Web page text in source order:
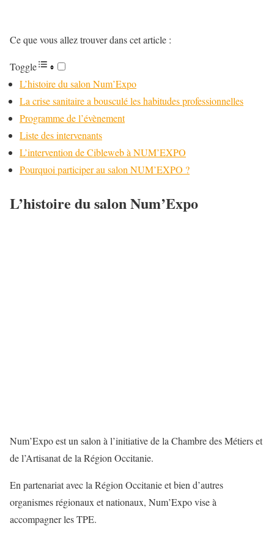
Ce que vous allez trouver dans cet article :
Toggle
L’histoire du salon Num’Expo
La crise sanitaire a bousculé les habitudes professionnelles
Programme de l’évènement
Liste des intervenants
L’intervention de Cibleweb à NUM’EXPO
Pourquoi participer au salon NUM’EXPO ?
L’histoire du salon Num’Expo
Num’Expo est un salon à l’initiative de la Chambre des Métiers et
de l’Artisanat de la Région Occitanie.
En partenariat avec la Région Occitanie et bien d’autres
organismes régionaux et nationaux, Num’Expo vise à
accompagner les TPE.